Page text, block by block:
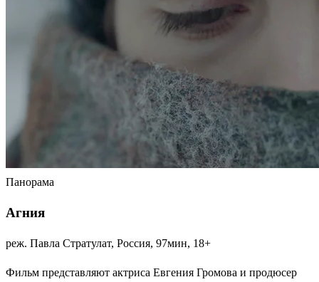
Панорама
Агния
реж. Павла Стратулат, Россия, 97мин, 18+
Фильм представляют актриса Евгения Громова и продюсер